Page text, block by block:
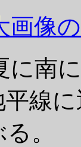
画像
に南
線
。